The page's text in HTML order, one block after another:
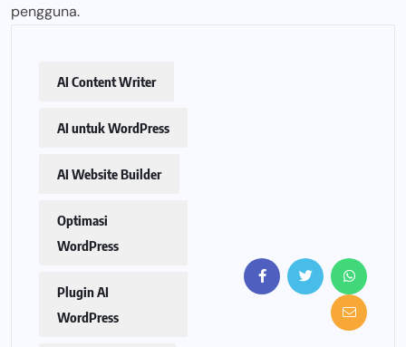
pengguna.
AI Content Writer
AI untuk WordPress
AI Website Builder
Optimasi
WordPress
Plugin AI
WordPress